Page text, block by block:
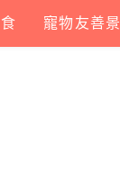
寵物友善